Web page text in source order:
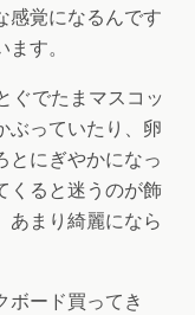
感覚になるんです
す。
ぐでたまマスコッ
ぶっていたり、卵
とにぎやかになっ
くると迷うのが飾
あまり綺麗になら
ボード買ってき